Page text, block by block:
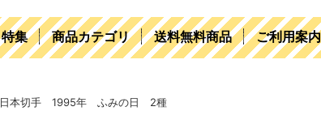
特集 商品カテゴリ 送料無料商品 ご利用案内
日本切手 1995年 ふみの日 2種